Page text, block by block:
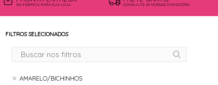
DA FÁBRICA PARA SUA LOJA CONSULTE AS NOSSAS CONDIÇÕES
FILTROS SELECIONADOS
AMARELO/BICHINHOS